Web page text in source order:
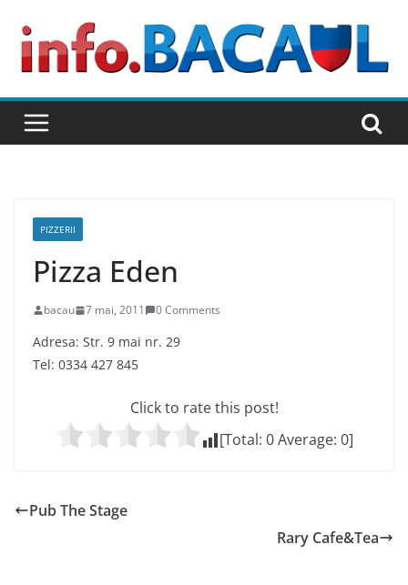
content
PIZZERII
Pizza Eden
bacau 7 mai, 2011 0 Comments
Adresa: Str. 9 mai nr. 29
Tel: 0334 427 845
Click to rate this post!
[Total: 0Average: 0]
Pub The Stage
Rary Cafe&Tea